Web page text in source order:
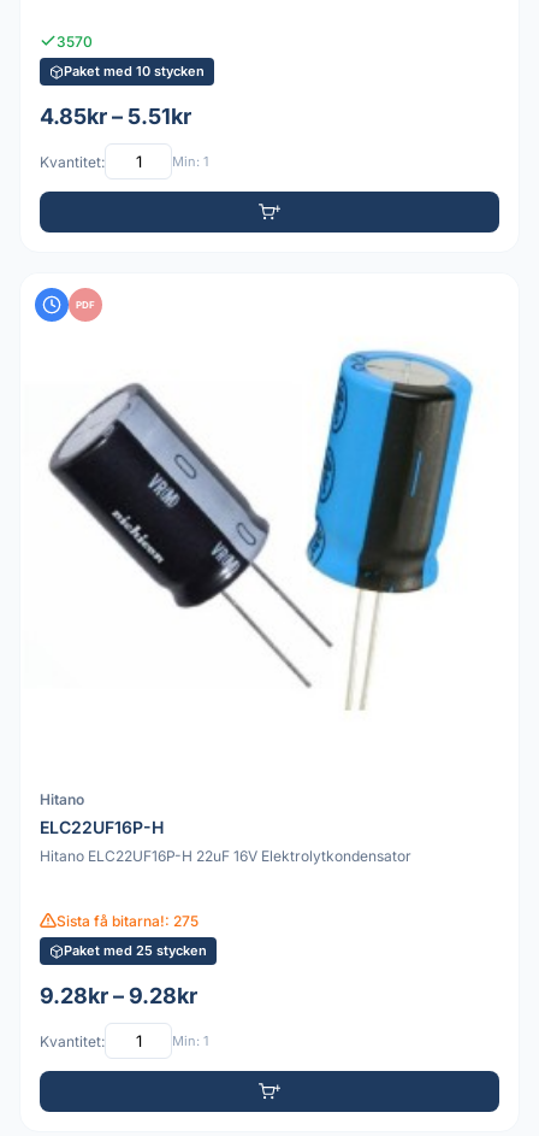
3570
Paket med 10 stycken
4.85kr – 5.51kr
Kvantitet: Min: 1
PDF
Hitano
ELC22UF16P-H
Hitano ELC22UF16P-H 22uF 16V Elektrolytkondensator
Sista få bitarna!: 275
Paket med 25 stycken
9.28kr – 9.28kr
Kvantitet: Min: 1